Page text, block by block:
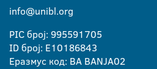
info@unibl.org
PIC број: 995591705
ID број: E10186843
Еразмус код: BA BANJA02